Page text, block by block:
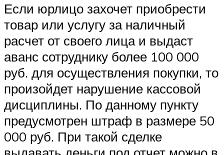
Если юрлицо захочет приобрести
товар или услугу за наличный
расчет от своего лица и выдаст
аванс сотруднику более 100 000
руб. для осуществления покупки, то
произойдет нарушение кассовой
дисциплины. По данному пункту
предусмотрен штраф в размере 50
000 руб. При такой сделке